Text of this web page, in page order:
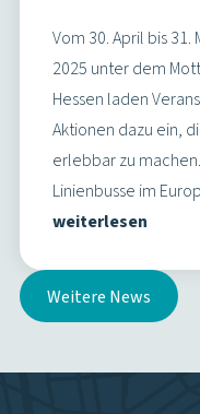
Vom 30. April bis
2025 unter dem
Hessen laden
Aktionen dazu ein,
erlebbar zu
Linienbusse im
weiterlesen
Weitere News